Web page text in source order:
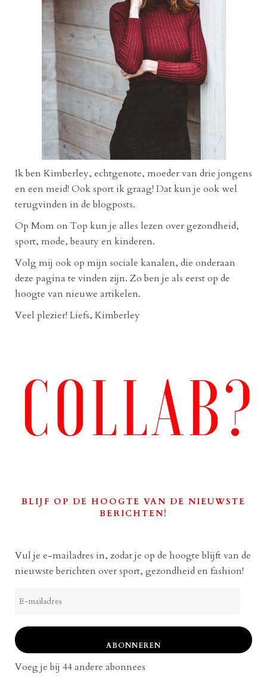
Ik ben Kimberley, echtgenote, moeder van drie jongens
en een meid! Ook sport ik graag! Dat kun je ook wel
terugvinden in de blogposts.
Op Mom on Top kun je alles lezen over gezondheid,
sport, mode, beauty en kinderen.
Volg mij ook op mijn sociale kanalen, die onderaan
deze pagina te vinden zijn. Zo ben je als eerst op de
hoogte van nieuwe artikelen.
Veel plezier! Liefs, Kimberley
BLIJF OP DE HOOGTE VAN DE NIEUWSTE
BERICHTEN!
Vul je e-mailadres in, zodat je op de hoogte blijft van de
nieuwste berichten over sport, gezondheid en fashion!
mailadres
ABONNEREN
Voeg je bij 44 andere abonnees